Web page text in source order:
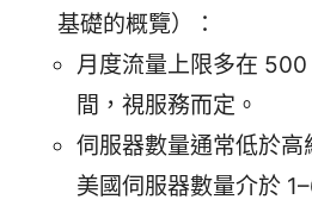
基礎的概覽）：
月度流量上限多在 500
間，視服務而定。
伺服器數量通常低於
美國伺服器數量介於